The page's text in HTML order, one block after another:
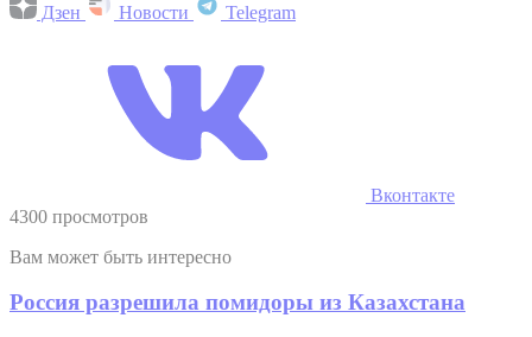
Дзен Новости Telegram
Вконтакте
4300 просмотров
Вам может быть интересно
Россия разрешила помидоры из Казахстана